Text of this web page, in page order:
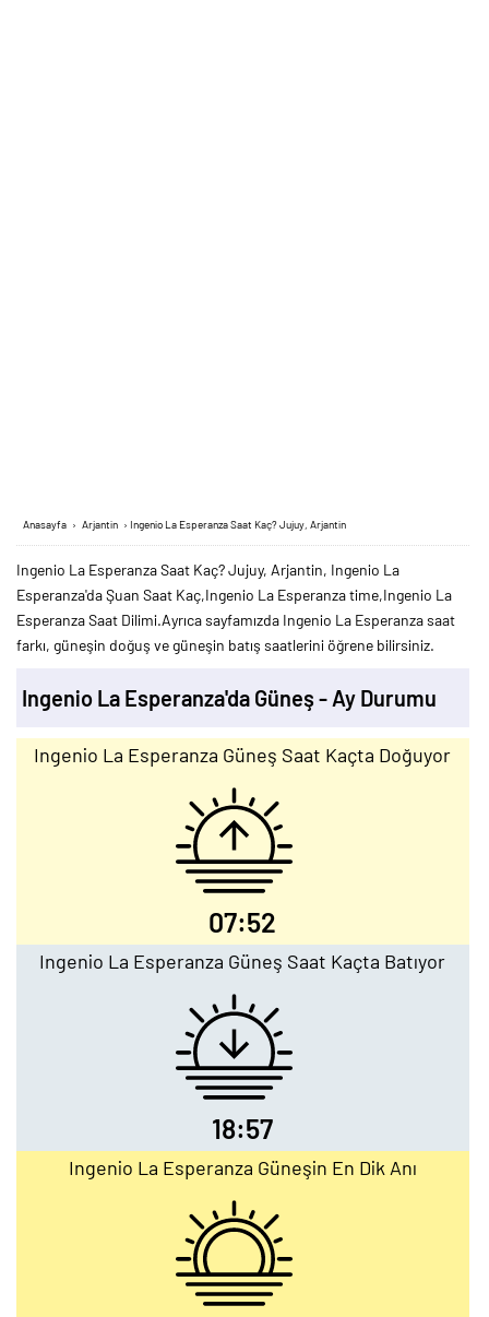
Anasayfa › Arjantin › Ingenio La Esperanza Saat Kaç? Jujuy, Arjantin
Ingenio La Esperanza Saat Kaç? Jujuy, Arjantin, Ingenio La
Esperanza'da Şuan Saat Kaç,Ingenio La Esperanza time,Ingenio La
Esperanza Saat Dilimi.Ayrıca sayfamızda Ingenio La Esperanza saat
farkı, güneşin doğuş ve güneşin batış saatlerini öğrene bilirsiniz.
Ingenio La Esperanza'da Güneş - Ay Durumu
Ingenio La Esperanza Güneş Saat Kaçta Doğuyor
07:52
Ingenio La Esperanza Güneş Saat Kaçta Batıyor
18:57
Ingenio La Esperanza Güneşin En Dik Anı